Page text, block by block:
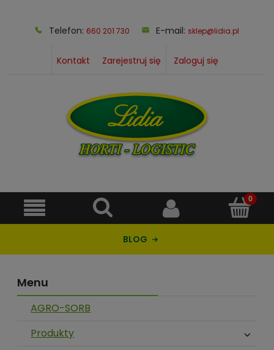
Telefon: 660 201 730 E-mail: sklep@lidia.pl
Kontakt Zarejestruj się Zaloguj się
BLOG
Menu
AGRO-SORB
Produkty